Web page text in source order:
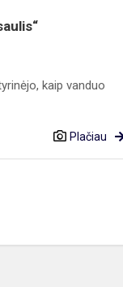
kaip vanduo
Plačiau